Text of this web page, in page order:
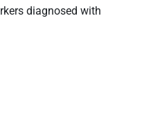
diagnosed with